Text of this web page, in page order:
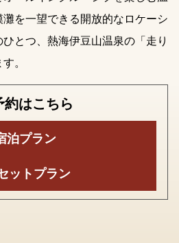
を一望できる開放的なロケーシ
とつ、熱海伊豆山温泉の「走り
。
約はこちら
泊プラン
ットプラン